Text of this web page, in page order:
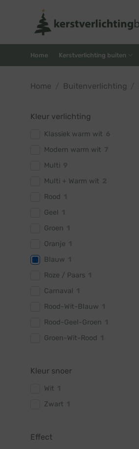
Home Kerstverlichting buiten
Home Buitenverlichting
Kleur verlichting
Klassiek warm wit
Modern warm wit
Multi
Multi + Warm wit
Rood
Geel
Groen
Oranje
Blauw
Roze / Paars
Carnaval
Rood-Wit-Blauw
Rood-Geel-Groen
Groen-Wit-Rood
Kleur snoer
Wit
Zwart
Effect